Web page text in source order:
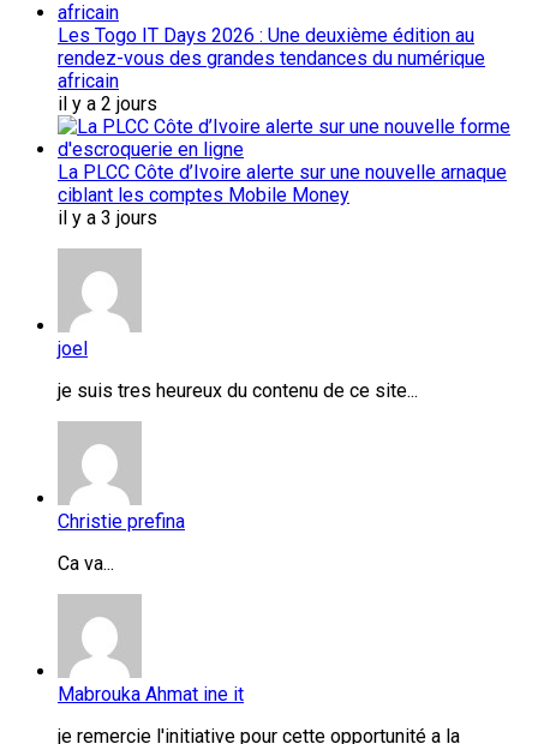
Les Togo IT Days 2026 : Une deuxième édition au
rendez-vous des grandes tendances du numérique
africain
il y a 2 jours
La PLCC Côte d’Ivoire alerte sur une nouvelle arnaque
ciblant les comptes Mobile Money
il y a 3 jours
joel
je suis tres heureux du contenu de ce site...
Christie prefina
Ca va...
Mabrouka Ahmat ine it
je remercie l'initiative pour cette opportunité a la